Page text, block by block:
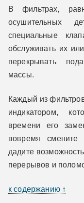
В фильтрах,
осушительных
специальные
обслуживать их
перекрывать
массы.
Каждый из
индикатором,
времени его
вовремя смените
дадите
перерывов и
к содержанию ↑